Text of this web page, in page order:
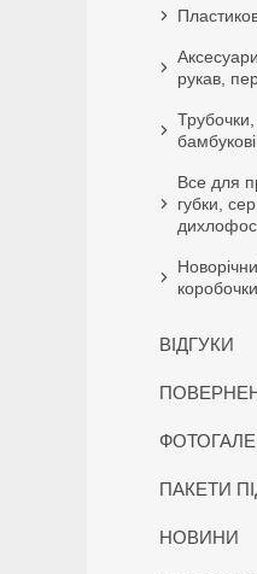
рукав,
Трубочки,
Все для
губки,
дихлофос
ВІДГУКИ
ПАКЕТИ
НОВИНИ